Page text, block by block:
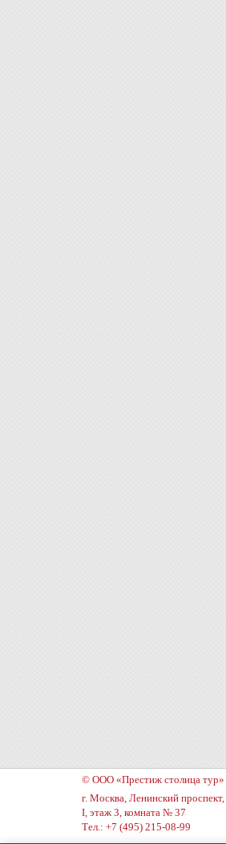
© ООО «Престиж столица тур»
г. Москва, Ленинский
I, этаж 3, комната № 37
Тел.: +7 (495) 215-08-99